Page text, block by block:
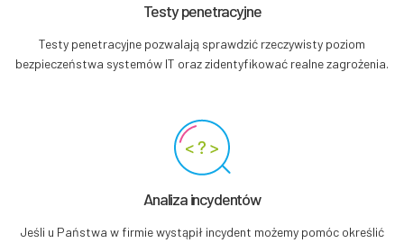
Testypenetracyjne
Testy penetracyjne pozwalają sprawdzić rzeczywisty poziom
bezpieczeństwa systemów IT oraz zidentyfikować realne zagrożenia.
Analizaincydentów
Jeśli u Państwa w firmie wystąpił incydent możemy pomóc określić